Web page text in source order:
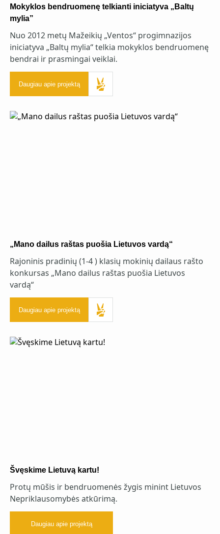
Mokyklos bendruomenę telkianti iniciatyva „Baltų
mylia”
Nuo 2012 metų Mažeikių „Ventos“ progimnazijos
iniciatyva „Baltų mylia“ telkia mokyklos bendruomenę
bendrai ir prasmingai veiklai.
Daugiau apie projektą
„Mano dailus raštas puošia Lietuvos vardą“
Rajoninis pradinių (1-4 ) klasių mokinių dailaus rašto
konkursas „Mano dailus raštas puošia Lietuvos
vardą“
Daugiau apie projektą
Švęskime Lietuvą kartu!
Protų mūšis ir bendruomenės žygis minint Lietuvos
Nepriklausomybės atkūrimą.
Daugiau apie projektą